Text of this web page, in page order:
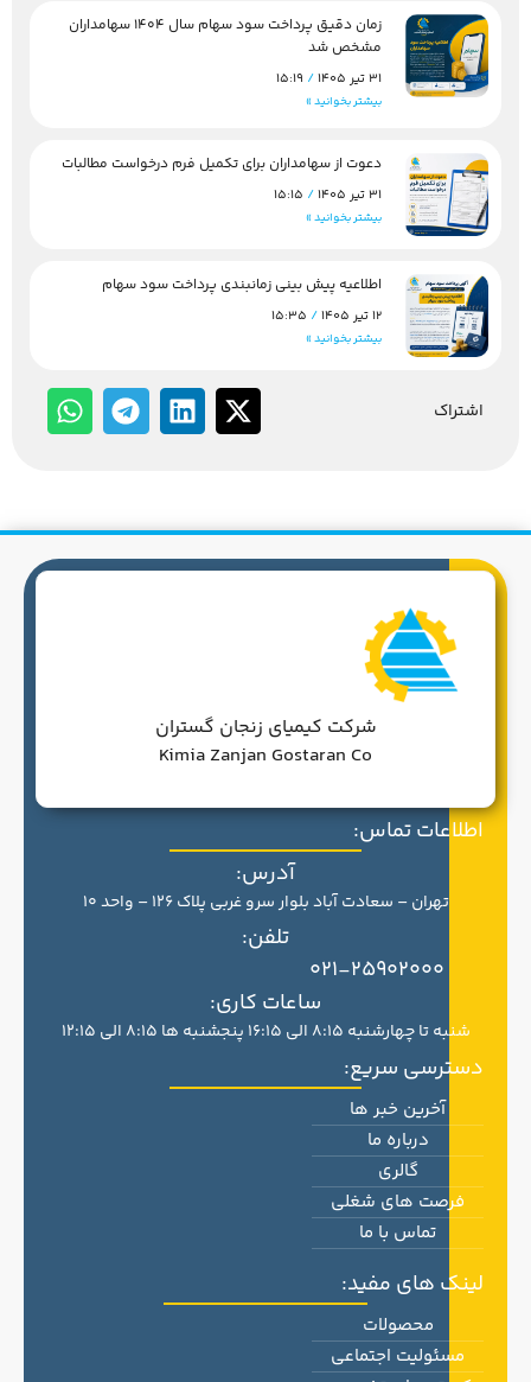
اشتراک
زمان دقیق پرداخت سود سهام سال 1404 سهامداران
مشخص شد
31 تیر 1405
بیشتر بخوانید »
دعوت از سهامداران برای تکمیل فرم درخواست مطالبات
31 تیر 1405
بیشتر بخوانید »
اطلاعیه پیش بینی زمانبندی پرداخت سود سهام
12 تیر 1405
بیشتر بخوانید »
اطلاعات تماس:
آدرس:
تهران – سعادت آباد بلوار سرو غربی پلاک 126 – واحد 10
تلفن:
021-25902000
ساعات کاری:
شنبه تا چهارشنبه 8:15 الی 16:15 پنجشنبه ها 8:15 الی 12:15
دسترسی سریع:
آخرین خبر ها
درباره ما
گالری
فرصت های شغلی
تماس با ما
لینک های مفید:
محصولات
مسئولیت اجتماعی
شرکت کیمیای زنجان گستران
Kimia Zanjan Gostaran Co